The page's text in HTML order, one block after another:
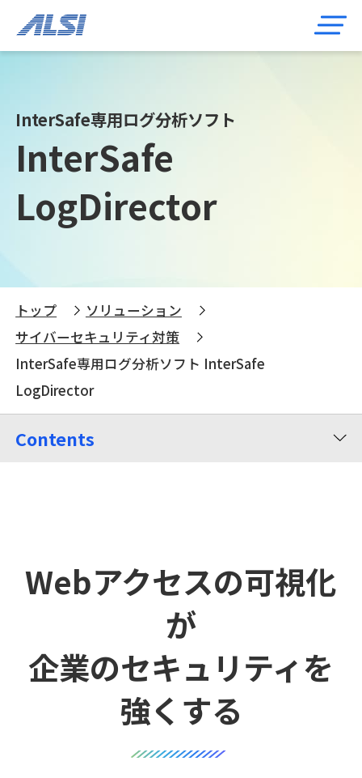
InterSafe専用ログ分析ソフト
InterSafe
LogDirector
トップ
ソリューション
サイバーセキュリティ対策
InterSafe専用ログ分析ソフト InterSafe
LogDirector
Contents
Webアクセスの可視化
が
企業のセキュリティを
強くする